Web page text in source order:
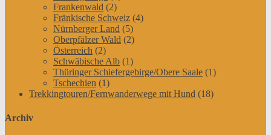
Frankenwald (2)
Fränkische Schweiz (4)
Nürnberger Land (5)
Oberpfälzer Wald (2)
Österreich (2)
Schwäbische Alb (1)
Thüringer Schiefergebirge/Obere Saale (1)
Tschechien (1)
Trekkingtouren/Fernwanderwege mit Hund (18)
Archiv